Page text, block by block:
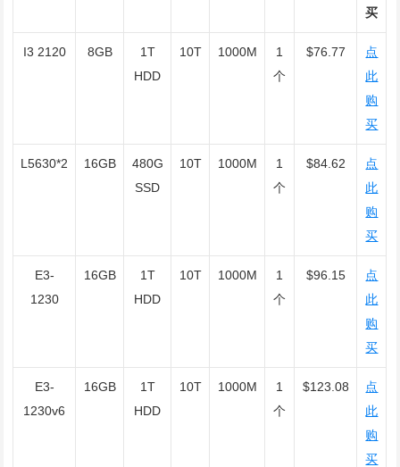
买
I3 2120 8GB
1T
HDD
10T 1000M
1
个
$76.77
点
此
购
买
L5630*2 16GB
480G
SSD
10T 1000M
1
个
$84.62
点
此
购
买
E3-
1230
16GB
1T
HDD
10T 1000M
1
个
$96.15
点
此
购
买
E3-
1230v6
16GB
1T
HDD
10T 1000M
1
个
$123.08
点
此
购
买